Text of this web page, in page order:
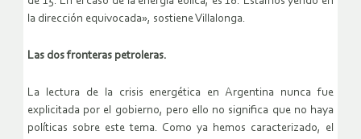
la dirección equivocada», sostiene Villalonga.
Las dos fronteras petroleras.
La lectura de la crisis energética en Argentina nunca fue
explicitada por el gobierno, pero ello no significa que no haya
políticas sobre este tema. Como ya hemos caracterizado, el